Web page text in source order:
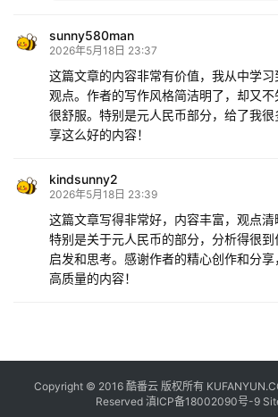
sunny580man
2026年5月18日 23:37
这篇文章的内容非常有价值，我从中学
观点。作者的写作风格简洁明了，却又
很舒服。特别是元人民币部分，给了我
享这么好的内容！
kindsunny2
2026年5月18日 23:39
这篇文章写得非常好，内容丰富，观点清
特别是关于元人民币的部分，分析得很
启发和思考。感谢作者的精心创作和分
高质量的内容！
Copyright © 2016 酷番云版权所有
Reserved 滇ICP备18002090号-9